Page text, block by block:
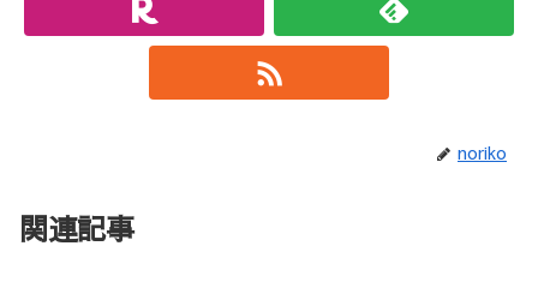
noriko
関連記事